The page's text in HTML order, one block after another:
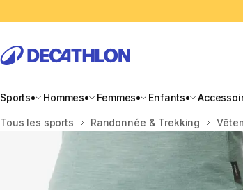
Sports Hommes Femmes Enfants
Accueil
Tous les sports Randonnée & Trekking